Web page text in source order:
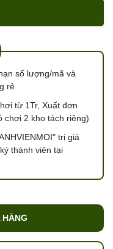
số lượng/mã và
rẻ
từ 1Tr, Xuất đơn
chơi 2 kho tách riêng)
trị giá
thành viên tại
HÀNG